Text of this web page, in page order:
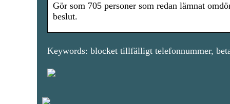
Gör som 705 personer som redan lämnat
beslut.
Keywords: blocket tillfälligt telefonnummer,